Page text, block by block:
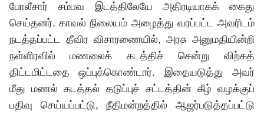
போலீசார் சம்பவ இடத்திலேயே அதிரடியாகக் கைது
செய்தனர். காவல் நிலையம் அழைத்து வரப்பட்ட அவரிடம்
நடத்தப்பட்ட தீவிர விசாரணையில், அரசு அனுமதியின்றி
நள்ளிரவில் மணலைக் கடத்திச் சென்று விற்கத்
திட்டமிட்டதை ஒப்புக்கொண்டார். இதையடுத்து அவர்
மீது மணல் கடத்தல் தடுப்புச் சட்டத்தின் கீழ் வழக்குப்
பதிவு செய்யப்பட்டு, நீதிமன்றத்தில் ஆஜர்படுத்தப்பட்டு